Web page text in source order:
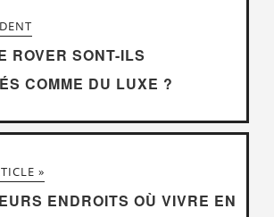
ROVER SONT-ILS
COMME DU LUXE ?
»
ENDROITS OÙ VIVRE EN